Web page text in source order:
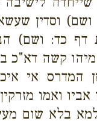
וסדין
דף כד: ושם)
קשה דא"כ
המדרס אי
אביו ואמו
בלא שום